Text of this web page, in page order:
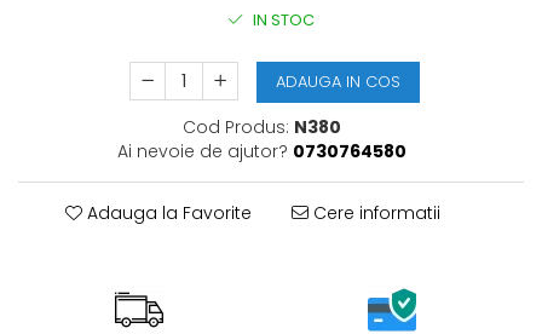
IN STOC
ADAUGA IN COS
Cod Produs: N380
Ai nevoie de ajutor? 0730764580
Adauga la Favorite Cere informatii